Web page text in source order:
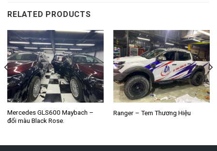
RELATED PRODUCTS
Mercedes GLS600 Maybach –
đổi màu Black Rose.
Ranger – Tem Thương Hiệu